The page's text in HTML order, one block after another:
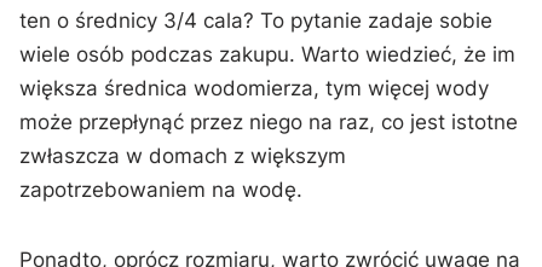
ten o średnicy 3/4 cala? To pytanie zadaje sobie
wiele osób ⁢podczas zakupu. Warto wiedzieć, że im
większa średnica wodomierza, tym więcej wody
może przepłynąć przez niego na raz, co jest istotne
zwłaszcza w⁢ domach z większym
zapotrzebowaniem na wodę.
Ponadto, oprócz rozmiaru, warto zwrócić uwagę na